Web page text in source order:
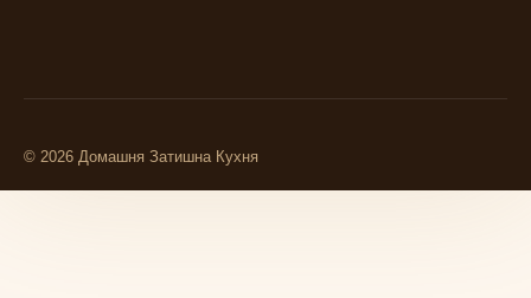
© 2026 Домашня Затишна Кухня